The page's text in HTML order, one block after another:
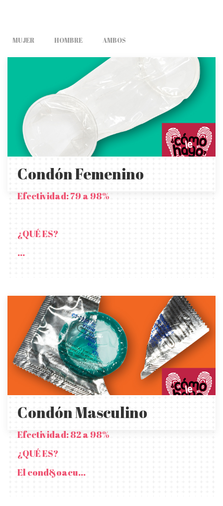
MUJER HOMBRE AMBOS
Condón Femenino
Efectividad: 79 a 98%
¿QUÉ ES?
...
Condón Masculino
Efectividad: 82 a 98%
¿QUÉ ES?
El cond&oacu...